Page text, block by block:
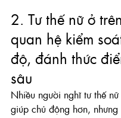
2. Tư thế nữ ở
quan hệ kiểm
độ, đánh thức
sâu
Nhiều người nghĩ tư thế
giúp chủ động hơn,